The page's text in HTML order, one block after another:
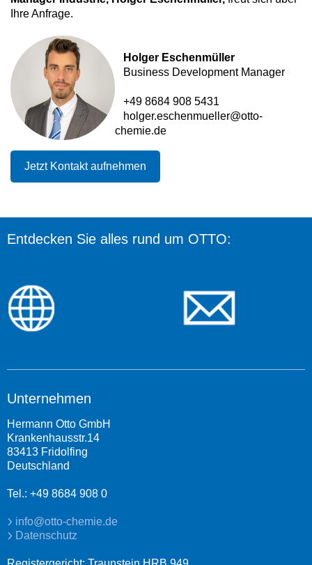
Ihre Anfrage.
Holger Eschenmüller
Business Development Manager
+49 8684 908 5431
holger.eschenmueller@otto-
chemie.de
Jetzt Kontakt aufnehmen
Entdecken Sie alles rund um OTTO:
Unternehmen
Hermann Otto GmbH
Krankenhausstr.14
83413 Fridolfing
Deutschland
Tel.: +49 8684 908 0
info@otto-chemie.de
Datenschutz